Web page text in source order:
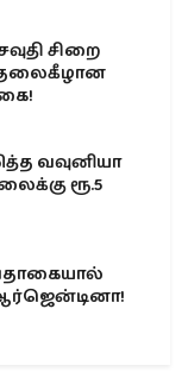
சிறை
தலைகீழான
வவுனியா
ரூ.5